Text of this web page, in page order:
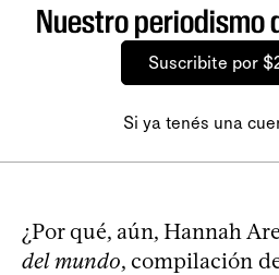
Nuestro periodismo
Suscribite por
Si ya tenés una
¿Por qué, aún, Hannah
del mundo, compilación